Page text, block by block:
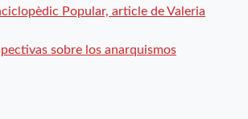
Popular, article de Valeria
sobre los anarquismos